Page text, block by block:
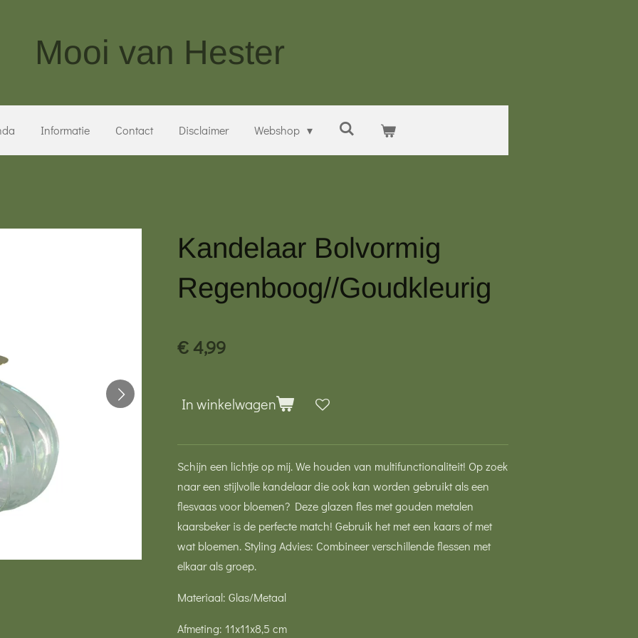
Mooi van Hester
Informatie Contact Disclaimer Webshop
Kandelaar Bolvormig
Regenboog//Goudkleurig
€ 4,99
In winkelwagen
Schijn een lichtje op mij. We houden van multifunctionaliteit! Op zoek
naar een stijlvolle kandelaar die ook kan worden gebruikt als een
flesvaas voor bloemen? Deze glazen fles met gouden metalen
kaarsbeker is de perfecte match! Gebruik het met een kaars of met
wat bloemen. Styling Advies: Combineer verschillende flessen met
elkaar als groep.
Materiaal: Glas/Metaal
Afmeting: 11x11x8,5 cm